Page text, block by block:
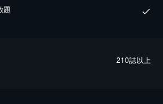
題
210誌以上